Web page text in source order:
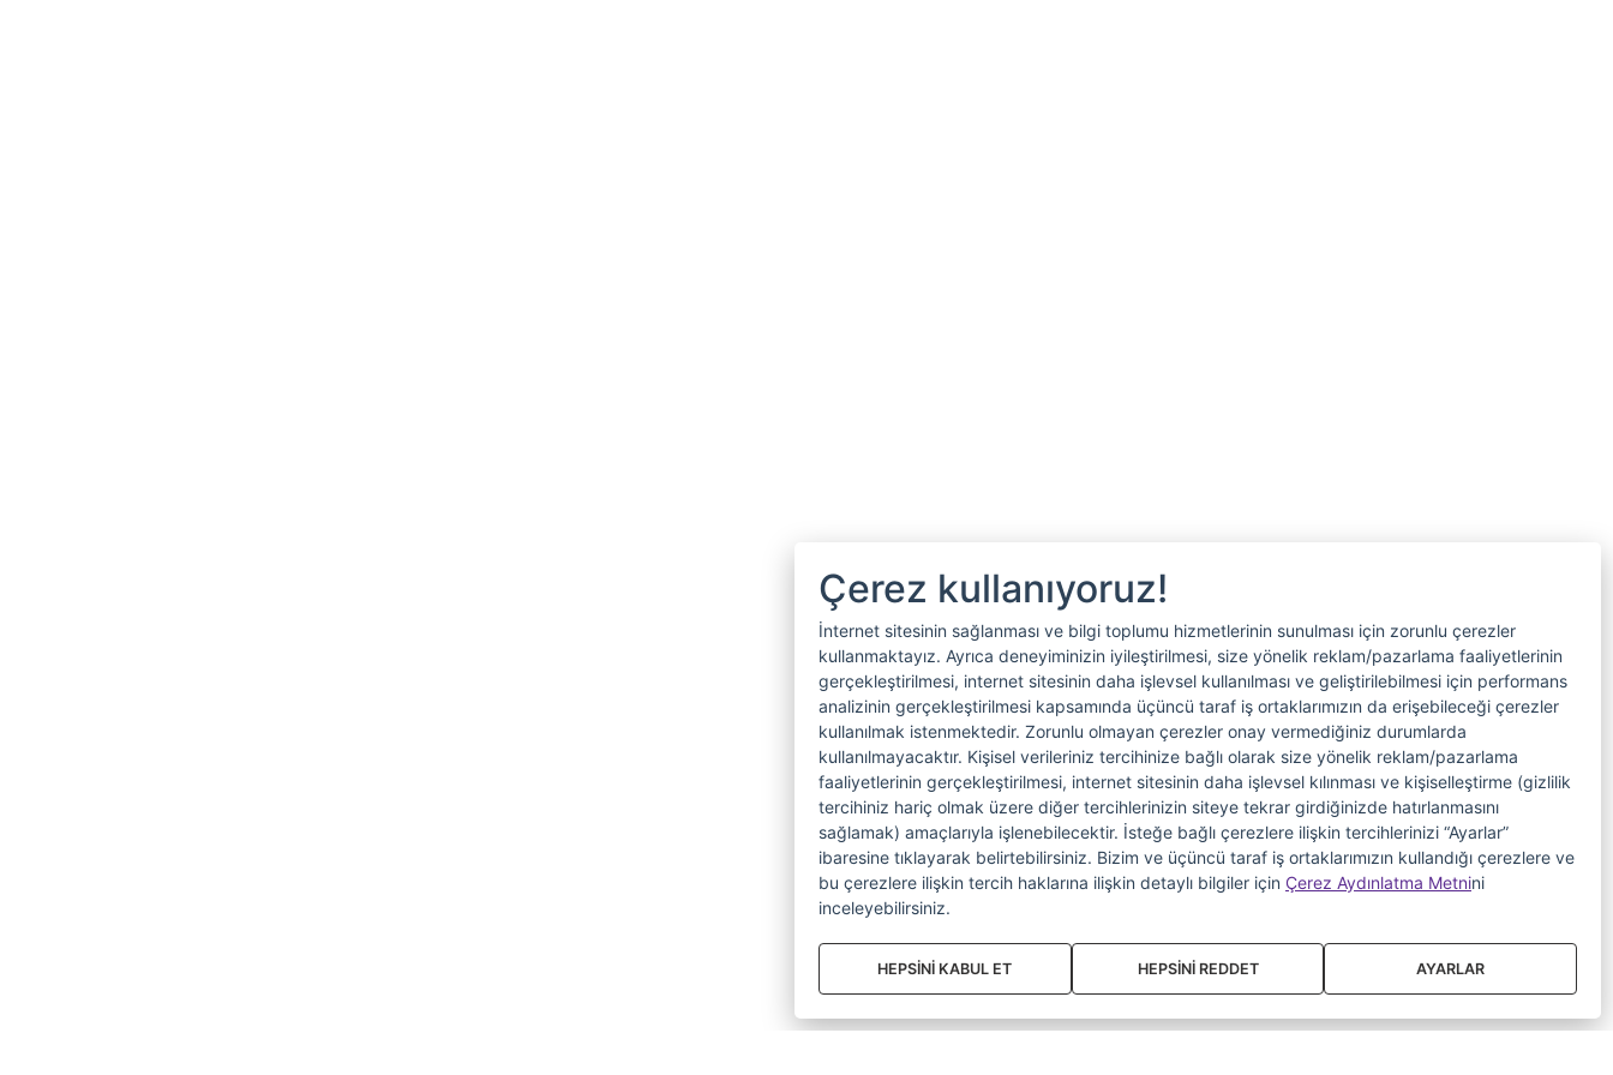
Çerez kullanıyoruz!
İnternet sitesinin sağlanması ve bilgi toplumu hizmetlerinin sunulması için zorunlu çerezler
kullanmaktayız. Ayrıca deneyiminizin iyileştirilmesi, size yönelik reklam/pazarlama faaliyetlerinin
gerçekleştirilmesi, internet sitesinin daha işlevsel kullanılması ve geliştirilebilmesi için performans
analizinin gerçekleştirilmesi kapsamında üçüncü taraf iş ortaklarımızın da erişebileceği çerezler
kullanılmak istenmektedir. Zorunlu olmayan çerezler onay vermediğiniz durumlarda
kullanılmayacaktır. Kişisel verileriniz tercihinize bağlı olarak size yönelik reklam/pazarlama
faaliyetlerinin gerçekleştirilmesi, internet sitesinin daha işlevsel kılınması ve kişiselleştirme (gizlilik
tercihiniz hariç olmak üzere diğer tercihlerinizin siteye tekrar girdiğinizde hatırlanmasını
sağlamak) amaçlarıyla işlenebilecektir. İsteğe bağlı çerezlere ilişkin tercihlerinizi “Ayarlar”
ibaresine tıklayarak belirtebilirsiniz. Bizim ve üçüncü taraf iş ortaklarımızın kullandığı çerezlere ve
bu çerezlere ilişkin tercih haklarına ilişkin detaylı bilgiler için Çerez Aydınlatma Metnini
inceleyebilirsiniz.
HEPSİNİ KABUL ET HEPSİNİ REDDET AYARLAR